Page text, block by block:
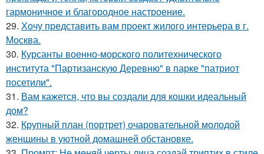
гармоничное и благородное настроение.
29. Хочу представить вам проект жилого интерьера в г.
Москва.
30. Курсанты военно-морского политехнического
института "Партизанскую Деревню" в парке "патриот
посетили".
31. Вам кажется, что вы создали для кошки идеальный
дом?
32. Крупный план (портрет) очаровательной молодой
женщины в уютной домашней обстановке.